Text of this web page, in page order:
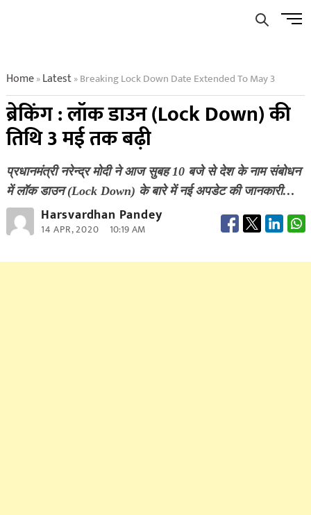
Menu
Home»Latest»Breaking Lock Down Date Extended To May 3
ब्रेकिंग : लॉक डाउन (Lock Down) की
तिथि 3 मई तक बढ़ी
प्रधानमंत्री नरेन्द्र मोदी ने आज सुबह 10 बजे से देश के नाम संबोधन
में लॉक डाउन (Lock Down) के बारे में नई अपडेट की जानकारी…
Harsvardhan Pandey
14 APR, 2020 10:19 AM